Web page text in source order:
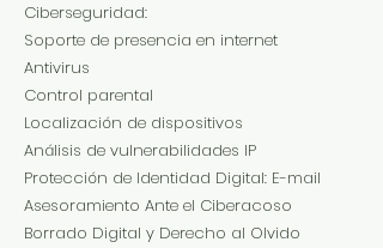
Ciberseguridad:
Soporte de presencia en internet
Antivirus
Control parental
Localización de dispositivos
Análisis de vulnerabilidades IP
Protección de Identidad Digital: E-mail
Asesoramiento Ante el Ciberacoso
Borrado Digital y Derecho al Olvido